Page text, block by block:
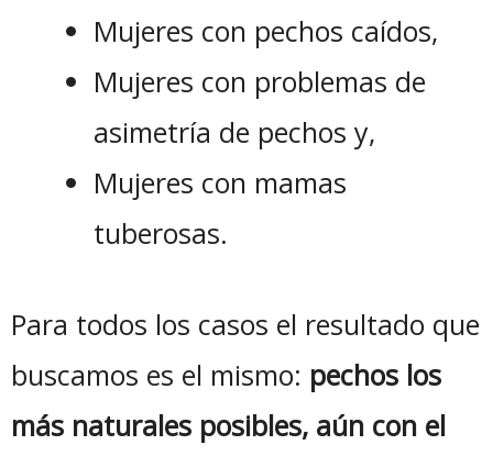
Mujeres con pechos caídos,
Mujeres con problemas de
asimetría de pechos y,
Mujeres con mamas
tuberosas.
Para todos los casos el resultado que
buscamos es el mismo: pechos los
más naturales posibles, aún con el